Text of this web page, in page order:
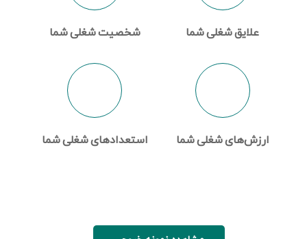
علایق شغلی شما شخصیت شغلی شما
ارزش‌های شغلی شما استعداد‌های شغلی شما